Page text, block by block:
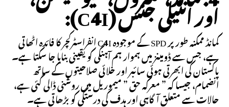
اور انٹیلی جنس (C4I):
کمانڈ ممکنہ طور پر SPD کے موجودہ C4I انفراسٹرکچر کا فائدہ اٹھاتی
ہے، جس سے ڈومینز میں ہموار ہم آہنگی کو یقینی بنایا جا سکتا ہے۔
پاکستان کی ابھرتی ہوئی سائبر اور خلائی صلاحیتوں کے ساتھ
انضمام، جیسا کہ ” معرکہ حق ” میموریل میں روشنی ڈالی گئی ہے،
حالات سے متعلق آگاہی اور ہدف کی درستگی کو بڑھاتی ہے۔